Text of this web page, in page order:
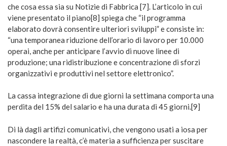
che cosa essa sia su Notizie di Fabbrica [7]. L’articolo in cui
viene presentato il piano[8] spiega che “il programma
elaborato dovrà consentire ulteriori sviluppi” e consiste in:
“una temporanea riduzione dell’orario di lavoro per 10.000
operai, anche per anticipare l’avvio di nuove linee di
produzione; una ridistribuzione e concentrazione di sforzi
organizzativi e produttivi nel settore elettronico”.
La cassa integrazione di due giorni la settimana comporta una
perdita del 15% del salario e ha una durata di 45 giorni.[9]
Di là dagli artifizi comunicativi, che vengono usati a iosa per
nascondere la realtà, c’è materia a sufficienza per suscitare